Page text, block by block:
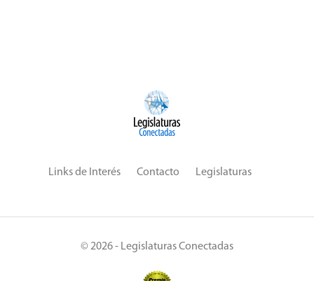
Links de Interés Contacto Legislaturas
© 2026 - Legislaturas Conectadas